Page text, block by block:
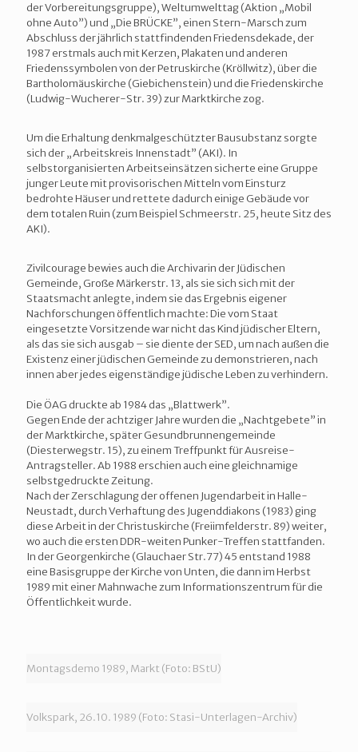
der Vorbereitungsgruppe), Weltumwelttag (Aktion „Mobil
ohne Auto”) und „Die BRÜCKE”, einen Stern-Marsch zum
Abschluss der jährlich stattfindenden Friedensdekade, der
1987 erstmals auch mit Kerzen, Plakaten und anderen
Friedenssymbolen von der Petruskirche (Kröllwitz), über die
Bartholomäuskirche (Giebichenstein) und die Friedenskirche
(Ludwig-Wucherer-Str. 39) zur Marktkirche zog.
Um die Erhaltung denkmalgeschützter Bausubstanz sorgte
sich der „Arbeitskreis Innenstadt” (AKI). In
selbstorganisierten Arbeitseinsätzen sicherte eine Gruppe
junger Leute mit provisorischen Mitteln vom Einsturz
bedrohte Häuser und rettete dadurch einige Gebäude vor
dem totalen Ruin (zum Beispiel Schmeerstr. 25, heute Sitz des
AKI).
Zivilcourage bewies auch die Archivarin der Jüdischen
Gemeinde, Große Märkerstr. 13, als sie sich sich mit der
Staatsmacht anlegte, indem sie das Ergebnis eigener
Nachforschungen öffentlich machte: Die vom Staat
eingesetzte Vorsitzende war nicht das Kind jüdischer Eltern,
als das sie sich ausgab – sie diente der SED, um nach außen die
Existenz einer jüdischen Gemeinde zu demonstrieren, nach
innen aber jedes eigenständige jüdische Leben zu verhindern.
Die ÖAG druckte ab 1984 das „Blattwerk”.
Gegen Ende der achtziger Jahre wurden die „Nachtgebete” in
der Marktkirche, später Gesundbrunnengemeinde
(Diesterwegstr. 15), zu einem Treffpunkt für Ausreise-
Antragsteller. Ab 1988 erschien auch eine gleichnamige
selbstgedruckte Zeitung.
Nach der Zerschlagung der offenen Jugendarbeit in Halle-
Neustadt, durch Verhaftung des Jugenddiakons (1983) ging
diese Arbeit in der Christuskirche (Freiimfelderstr. 89) weiter,
wo auch die ersten DDR-weiten Punker-Treffen stattfanden.
In der Georgenkirche (Glauchaer Str.77) 45 entstand 1988
eine Basisgruppe der Kirche von Unten, die dann im Herbst
1989 mit einer Mahnwache zum Informationszentrum für die
Öffentlichkeit wurde.
Montagsdemo 1989, Markt (Foto: BStU)
Volkspark, 26.10. 1989 (Foto: Stasi-Unterlagen-Archiv)